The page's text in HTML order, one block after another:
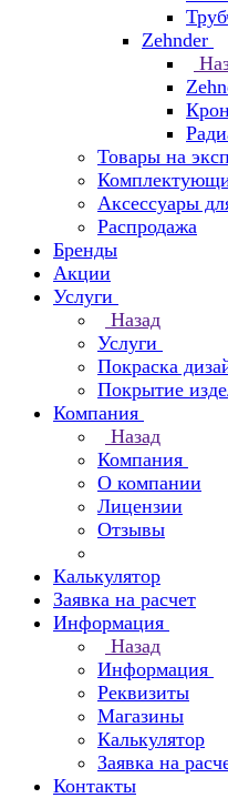
Zehnder
Товары на
Аксессуары
Распродажа
Бренды
Акции
Услуги
Назад
Услуги
Покраска
Покрытие
Компания
Назад
Компания
О компании
Лицензии
Отзывы
Калькулятор
Заявка на расчет
Информация
Назад
Информация
Реквизиты
Магазины
Калькулятор
Заявка на
Контакты